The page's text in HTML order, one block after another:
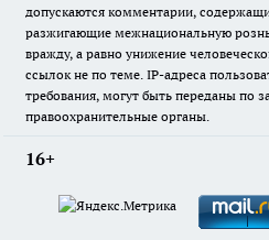
допускаются комментарии,
разжигающие межнациональную
вражду, а равно унижение
ссылок не по теме. IP-адреса
требования, могут быть переданы по
правоохранительные органы.
16+